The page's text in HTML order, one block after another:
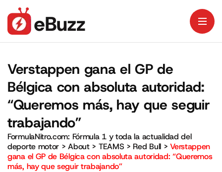
Verstappen gana el GP de
Bélgica con absoluta autoridad:
“Queremos más, hay que seguir
trabajando”
FormulaNitro.com: Fórmula 1 y toda la actualidad del
deporte motor >About> TEAMS > Red Bull >Verstappen
gana el GP de Bélgica con absoluta autoridad: “Queremos
más, hay que seguir trabajando”